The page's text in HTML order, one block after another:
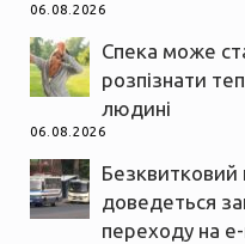
06.08.2026
Спека може
розпізнати
людині
06.08.2026
Безквитковий
доведеться
переходу на